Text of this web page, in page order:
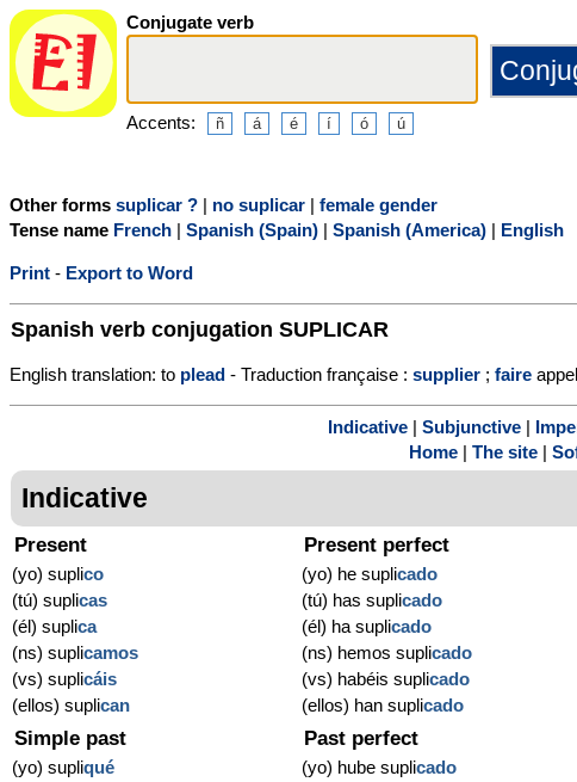
Conjugate verb
Accents:
Other forms suplicar ? | no suplicar | female gender
Tense name French | Spanish (Spain) | Spanish (America) | English
Print - Export to Word
Spanish verb conjugation SUPLICAR
English translation: to plead - Traduction française : supplier ; faire appel
Indicative Subjunctive
Home
The site
Indicative
Present
(yo) suplico
(tú) suplicas
(él) suplica
(ns) suplicamos
(vs) suplicáis
(ellos) suplican
Present perfect
(yo) he suplicado
(tú) has suplicado
(él) ha suplicado
(ns) hemos suplicado
(vs) habéis suplicado
(ellos) han suplicado
Simple past
(yo) supliqué
Past perfect
(yo) hube suplicado